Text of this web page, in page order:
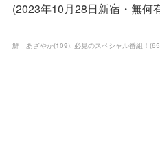
(2023年10月28日新宿・無何
鮮 あざやか(109) 必見のスペシャル番組！ (